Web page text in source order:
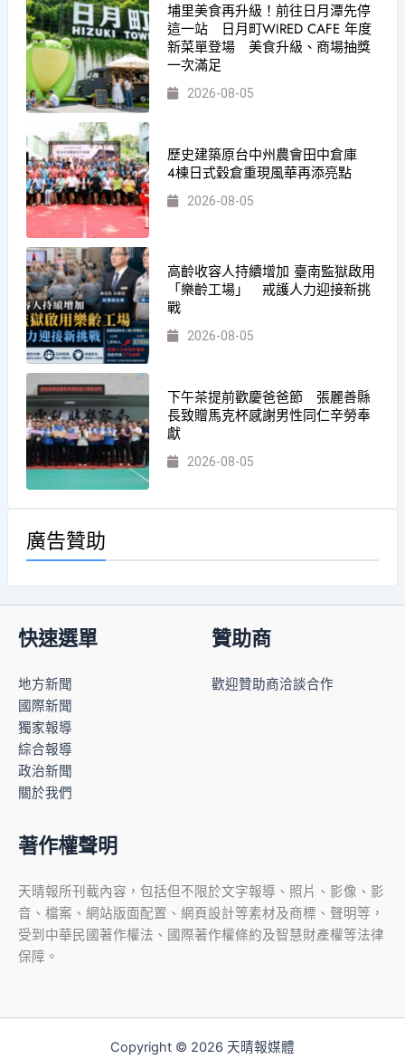
埔里美食再升級！前往日月潭先停
這一站 日月町WIRED CAFE 年度
新菜單登場 美食升級、商場抽獎
一次滿足
2026-08-05
歷史建築原台中州農會田中倉庫
4棟日式穀倉重現風華再添亮點
2026-08-05
高齡收容人持續增加 臺南監獄啟用
「樂齡工場」 戒護人力迎接新挑
戰
2026-08-05
下午茶提前歡慶爸爸節 張麗善縣
長致贈馬克杯感謝男性同仁辛勞奉
獻
2026-08-05
廣告贊助
快速選單
地方新聞
國際新聞
獨家報導
綜合報導
政治新聞
關於我們
贊助商
歡迎贊助商洽談合作
著作權聲明
天晴報所刊載內容，包括但不限於文字報導、照片、影像、影
音、檔案、網站版面配置、網頁設計等素材及商標、聲明等，
受到中華民國著作權法、國際著作權條約及智慧財產權等法律
保障。
Copyright © 2026 天晴報媒體